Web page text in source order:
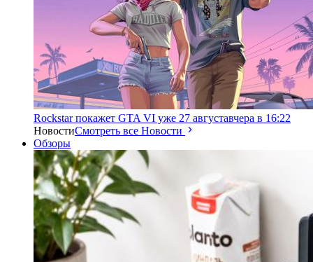
Rockstar покажет GTA VI уже 27 августавчера в 16:22
НовостиСмотреть все Новости
Обзоры